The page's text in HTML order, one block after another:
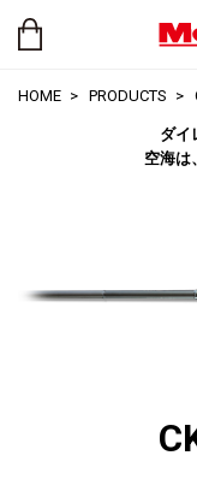
HOME PRODUCTS
ダイ
空海は